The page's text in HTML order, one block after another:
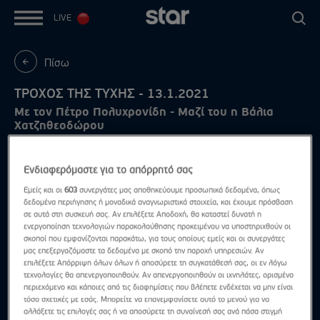
LIVE
Πίσω
ΤΡΟΧΟΣ ΤΗΣ ΤΥΧΗΣ - 13.1.2021
Με τον Πέτρο Πολυχρονίδη - Μαζί του η Βάλια
Χατζηθεοδώρου
Ενδιαφερόμαστε για το απόρρητό σας
Εμείς και οι603 συνεργάτες μας αποθηκεύουμε προσωπικά δεδομένα, όπως
δεδομένα περιήγησης ή μοναδικά αναγνωριστικά στοιχεία, και έχουμε πρόσβαση
σε αυτά στη συσκευή σας. Αν επιλέξετε Αποδοχή, θα καταστεί δυνατή η
ενεργοποίηση τεχνολογιών παρακολούθησης προκειμένου να υποστηριχθούν οι
σκοποί που εμφανίζονται παρακάτω, για τους οποίους εμείς και οι συνεργάτες
μας επεξεργαζόμαστε τα δεδομένα με σκοπό την παροχή υπηρεσιών. Αν
επιλέξετε Απόρριψη όλων όλων ή αποσύρετε τη συγκατάθεσή σας, οι εν λόγω
τεχνολογίες θα απενεργοποιηθούν. Αν απενεργοποιηθούν οι ιχνηλάτες, ορισμένο
περιεχόμενο και κάποιες από τις διαφημίσεις που βλέπετε ενδέχεται να μην είναι
τόσο σχετικές με εσάς. Μπορείτε να επανεμφανίσετε αυτό το μενού για να
αλλάξετε τις επιλογές σας ή να αποσύρετε τη συναίνεσή σας ανά πάσα στιγμή